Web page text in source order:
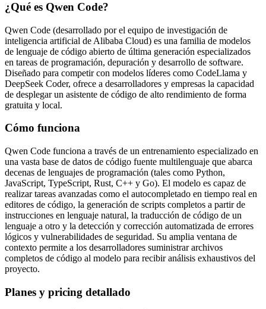
¿Qué es Qwen Code?
Qwen Code (desarrollado por el equipo de investigación de
inteligencia artificial de Alibaba Cloud) es una familia de modelos
de lenguaje de código abierto de última generación especializados
en tareas de programación, depuración y desarrollo de software.
Diseñado para competir con modelos líderes como CodeLlama y
DeepSeek Coder, ofrece a desarrolladores y empresas la capacidad
de desplegar un asistente de código de alto rendimiento de forma
gratuita y local.
Cómo funciona
Qwen Code funciona a través de un entrenamiento especializado en
una vasta base de datos de código fuente multilenguaje que abarca
decenas de lenguajes de programación (tales como Python,
JavaScript, TypeScript, Rust, C++ y Go). El modelo es capaz de
realizar tareas avanzadas como el autocompletado en tiempo real en
editores de código, la generación de scripts completos a partir de
instrucciones en lenguaje natural, la traducción de código de un
lenguaje a otro y la detección y corrección automatizada de errores
lógicos y vulnerabilidades de seguridad. Su amplia ventana de
contexto permite a los desarrolladores suministrar archivos
completos de código al modelo para recibir análisis exhaustivos del
proyecto.
Planes y pricing detallado